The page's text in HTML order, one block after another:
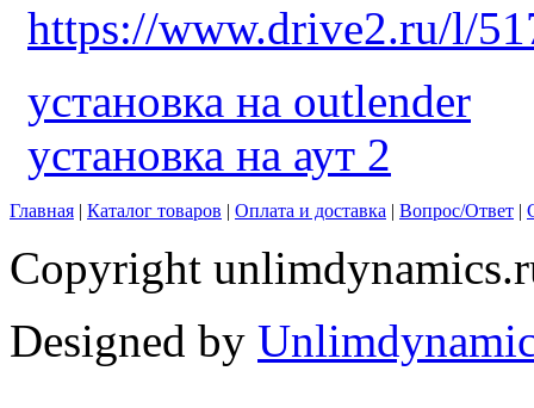
https://www.drive2.ru/l/
установка на outlender
установка на аут 2
Главная | Каталог товаров | Оплата и доставка | Вопрос/Ответ |
Copyright
Designed by